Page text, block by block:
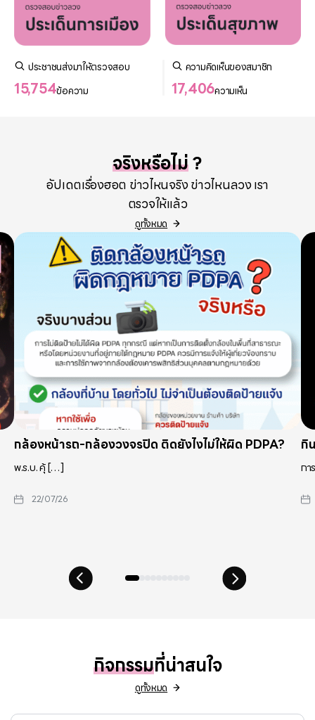
ประชาชนส่งมาให้ตรวจสอบ
15,754ข้อความ
ความคิดเห็นของสมาชิก
17,406ความเห็น
จริงหรือไม่?
อัปเดตเรื่องฮอต ข่าวไหนจริง ข่าวไหนลวง เรา
ตรวจให้แล้ว
ดูทั้งหมด
กล้องหน้ารถ-กล้องวงจรปิด ติดยังไงไม่ให้ผิด PDPA?
พ.ร.บ. คุ้ […]
22/07/26
กิ
กา
กิจกรรมที่น่าสนใจ
ดูทั้งหมด